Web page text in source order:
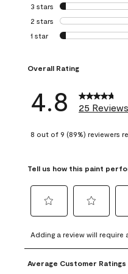
3 stars stars
2 stars stars
1 star stars
Overall Rating
4.8 25 Reviews
8 out of 9 (89%) reviewers
Tell us how this paint
to
rate
the
item
to
rate
the
to
the
Adding a review will
Average Customer Ratings